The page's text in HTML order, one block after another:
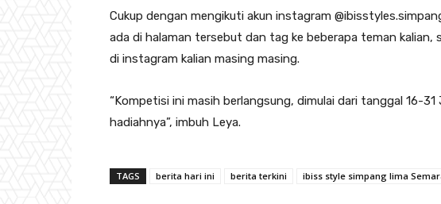
Cukup dengan mengikuti akun instagram
ada di halaman tersebut dan tag ke beberapa teman
di instagram kalian masing masing.
“Kompetisi ini masih berlangsung, dimulai dari tanggal 16-
hadiahnya”, imbuh Leya.
TAGS berita hari ini berita terkini ibiss style simpang lima